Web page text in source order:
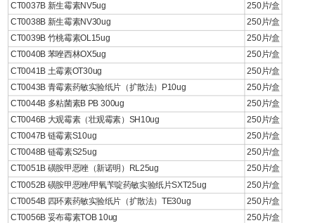
CT0037B 新生霉素NV5ug 250片/盒
CT0038B 新生霉素NV30ug 250片/盒
CT0039B 竹桃霉素OL15ug
250片/盒
CT0040B 苯唑西林OX5ug
250片/盒
CT0041B 土霉素OT30ug
250片/盒
CT0043B 青霉素药敏实验纸片（扩散法）P10ug
250片/盒
CT0044B 多粘菌素B PB 300ug
250片/盒
CT0046B 大观霉素（壮观霉素）SH10ug
250片/盒
CT0047B 链霉素S10ug
250片/盒
CT0048B 链霉素S25ug
250片/盒
CT0051B 磺胺甲恶唑（新诺明）RL25ug
250片/盒
CT0052B 磺胺甲恶唑/甲氧苄啶药敏实验纸片SXT25ug
250片/盒
CT0054B 四环素药敏实验纸片（扩散法）TE30ug
250片/盒
CT0056B 妥布霉素TOB 10ug 250片/盒